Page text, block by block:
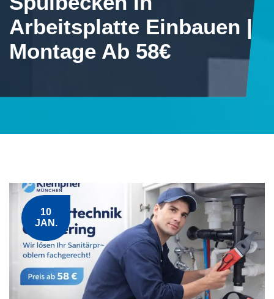
Arbeitsplatte Einbauen |
Montage Ab 58€
10
JAN.